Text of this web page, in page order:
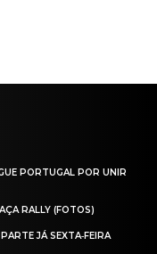
PORTUGAL POR UNIR
RALLY (FOTOS)
JÁ SEXTA‑FEIRA